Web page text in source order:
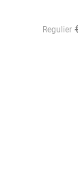
Regulier